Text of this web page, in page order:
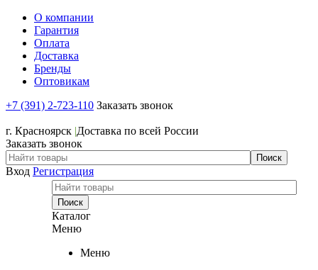
О компании
Гарантия
Оплата
Доставка
Бренды
Оптовикам
+7 (391) 2-723-110 Заказать звонок
г. Красноярск |Доставка по всей России
Заказать звонок
Вход Регистрация
Каталог
Меню
Меню